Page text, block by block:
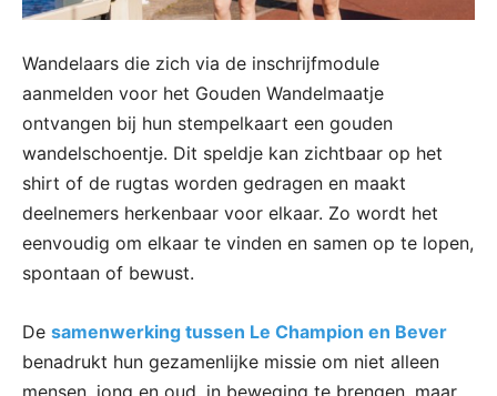
Wandelaars die zich via de inschrijfmodule
aanmelden voor het Gouden Wandelmaatje
ontvangen bij hun stempelkaart een gouden
wandelschoentje. Dit speldje kan zichtbaar op het
shirt of de rugtas worden gedragen en maakt
deelnemers herkenbaar voor elkaar. Zo wordt het
eenvoudig om elkaar te vinden en samen op te lopen,
spontaan of bewust.
De samenwerking tussen Le Champion en Bever
benadrukt hun gezamenlijke missie om niet alleen